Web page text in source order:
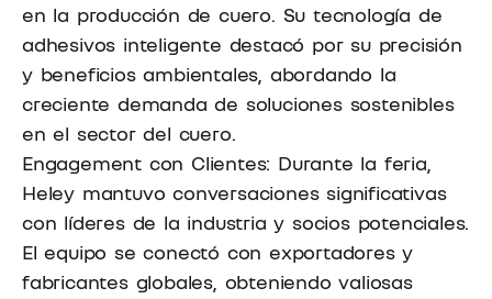
en la producción de cuero. Su tecnología de
adhesivos inteligente destacó por su precisión
y beneficios ambientales, abordando la
creciente demanda de soluciones sostenibles
en el sector del cuero.
Engagement con Clientes: Durante la feria,
Heley mantuvo conversaciones significativas
con líderes de la industria y socios potenciales.
El equipo se conectó con exportadores y
fabricantes globales, obteniendo valiosas